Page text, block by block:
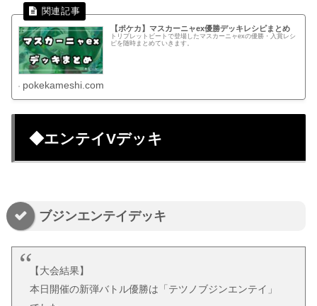
【ポケカ】マスカーニャex優勝デッキレシピまとめ
トリプレットビートで登場したマスカーニャexの優勝・入賞レシ
ピを随時まとめていきます。
pokekameshi.com
◆エンテイVデッキ
ブジンエンテイデッキ
【大会結果】
本日開催の新弾バトル優勝は「テツノブジンエンテイ」